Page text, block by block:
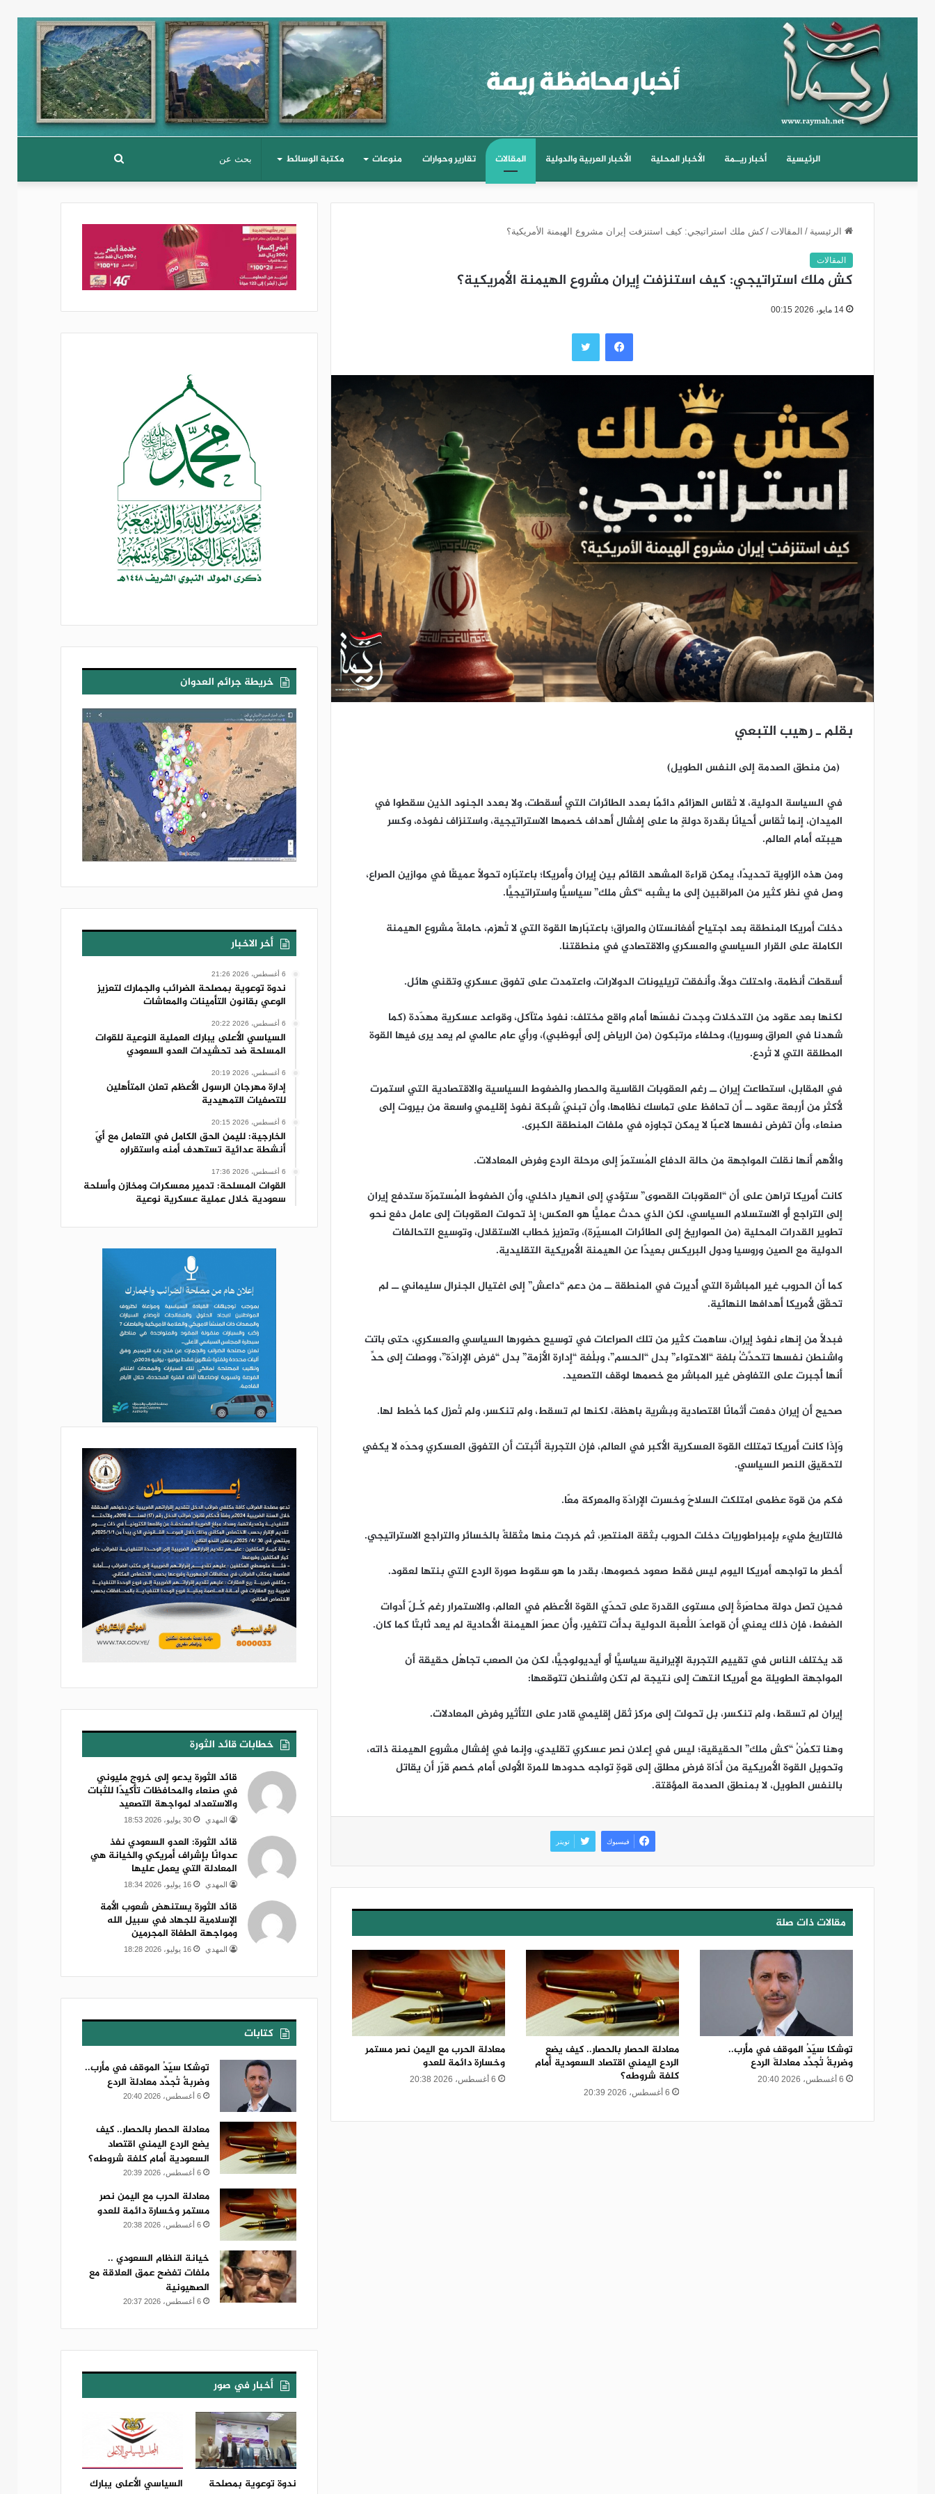
الرئيسية أخبار ريــمة الأخبار المحلية الأخبار العربية والدولية المقالات تقارير وحوارات منوعات مكتبة الوسائط بحث
الرئيسية / المقالات / كش ملك استراتيجي: كيف استنزفت إيران مشروع الهيمنة الأمريكية؟
المقالات
كش ملك استراتيجي: كيف استنزفت إيران مشروع الهيمنة الأمريكية؟
14 مايو، 2026 00:15
فيسبوك تويتر
بقلم ـ رهيب التبعي
(من منطق الصدمة إلى النفس الطويل)
في السياسة الدولية، لا تُقاس الهزائم دائمًا بعدد الطائرات التي أُسقطت، ولا بعدد الجنود الذين سقطوا في
الميدان، إنما تُقاس أحيانًا بقدرة دولةٍ ما على إفشال أهداف خصمها الاستراتيجية، واستنزاف نفوذه، وكسر
هيبته أمام العالم.
ومن هذه الزاوية تحديدًا، يمكن قراءة المشهد القائم بين إيران وأمريكا؛ باعتبَاره تحولًا عميقًا في موازين الصراع،
وصل في نظر كثير من المراقبين إلى ما يشبه “كش ملك” سياسيًّا واستراتيجيًّا.
دخلت أمريكا المنطقة بعد اجتياح أفغانستان والعراق؛ باعتبَارها القوة التي لا تُهزم، حاملةً مشروع الهيمنة
الكاملة على القرار السياسي والعسكري والاقتصادي في منطقتنا.
أسقطت أنظمة، واحتلت دولًا، وأنفقت تريليونات الدولارات، واعتمدت على تفوق عسكري وتقني هائل.
لكنها بعد عقود من التدخلات وجدت نفسَها أمام واقع مختلف: نفوذ متآكل، وقواعد عسكرية مهدّدة (كما
شهدنا في العراق وسوريا)، وحلفاء مرتبكون (من الرياض إلى أبوظبي)، ورأي عام عالمي لم يعد يرى فيها القوة
المطلقة التي لا تُردع.
في المقابل، استطاعت إيران ــ رغم العقوبات القاسية والحصار والضغوط السياسية والاقتصادية التي استمرت
لأكثر من أربعة عقود ــ أن تحافظ على تماسك نظامها، وأن تبنيَ شبكة نفوذ إقليمي واسعة من بيروت إلى
صنعاء، وأن تفرض نفسها لاعبًا لا يمكن تجاوزه في ملفات المنطقة الكبرى.
والأهم أنها نقلت المواجهة من حالة الدفاع المُستمرّ إلى مرحلة الردع وفرض المعادلات.
كانت أمريكا تراهن على أن “العقوبات القصوى” ستؤدي إلى انهيار داخلي، وأن الضغوطَ المُستمرّة ستدفع إيران
إلى التراجع أَو الاستسلام السياسي، لكن الذي حدث عمليًّا هو العكس؛ إذ تحولت العقوبات إلى عامل دفع نحو
تطوير القدرات المحلية (من الصواريخ إلى الطائرات المسيّرة)، وتعزيز خطاب الاستقلال، وتوسيع التحالفات
الدولية مع الصين وروسيا ودول البريكس بعيدًا عن الهيمنة الأمريكية التقليدية.
كما أن الحروب غير المباشرة التي أُديرت في المنطقة ــ من دعم “داعش” إلى اغتيال الجنرال سليماني ــ لم
تحقّق لأمريكا أهدافها النهائية.
فبدلًا من إنهاء نفوذ إيران، ساهمت كثير من تلك الصراعات في توسيع حضورها السياسي والعسكري، حتى باتت
واشنطن نفسها تتحدَّثُ بلغة “الاحتواء” بدل “الحسم”، وبلُغة “إدارة الأزمة” بدل “فرض الإرادَة”، ووصلت إلى حدِّ
أنها أُجبرت على التفاوض غير المباشر مع خصمها لوقف التصعيد.
صحيح أن إيران دفعت أثمانًا اقتصادية وبشرية باهظة، لكنها لم تسقط، ولم تنكسر، ولم تُعزل كما خُطط لها.
وَإذَا كانت أمريكا تمتلك القوة العسكرية الأكبر في العالم، فإن التجربة أثبتت أن التفوق العسكري وحدَه لا يكفي
لتحقيق النصر السياسي.
فكم من قوة عظمى امتلكت السلاحَ وخسرت الإرادَة والمعركة معًا.
فالتاريخ مليء بإمبراطوريات دخلت الحروب بثقة المنتصِر، ثم خرجت منها مثقلةً بالخسائر والتراجع الاستراتيجي.
أخطر ما تواجهه أمريكا اليوم ليس فقط صعود خصومها، بقدر ما هو سقوط صورة الردع التي بنتها لعقود.
فحين تصل دولة محاصَرةٌ إلى مستوى القدرة على تحدّي القوة الأعظم في العالم، والاستمرار رغم كُـلّ أدوات
الضغط، فإن ذلك يعني أن قواعدَ اللُّعبة الدولية بدأت تتغير، وأن عصرَ الهيمنة الأحادية لم يعد ثابتًا كما كان.
قد يختلف الناس في تقييمِ التجربة الإيرانية سياسيًّا أَو أيديولوجيًّا، لكن من الصعب تجاهُل حقيقة أن
المواجهة الطويلة مع أمريكا انتهت إلى نتيجة لم تكن واشنطن تتوقعها:
إيران لم تسقط، ولم تنكسر، بل تحولت إلى مركز ثقل إقليمي قادر على التأثير وفرض المعادلات.
وهنا تكمُنُ “كش ملك” الحقيقية؛ ليس في إعلان نصر عسكري تقليدي، وإنما في إفشال مشروع الهيمنة ذاته،
وتحويل القوة الأمريكية من أدَاة فرضٍ مطلق إلى قوةٍ تواجه حدودها للمرة الأولى أمام خصمٍ قرّر أن يقاتل
بالنفس الطويل، لا بمنطق الصدمة المؤقتة.
فيسبوك تويتر
مقالات ذات صلة
توشكا سيّدُ الموقف في مأرب..
وضربةٌ تُجدِّد معادلةَ الردع
6 أغسطس، 2026 20:40
معادلة الحصار بالحصار.. كيف يضع
الردع اليمني اقتصاد السعودية أمام
كلفة شروطه؟
6 أغسطس، 2026 20:39
معادلة الحرب مع اليمن نصر مستمر
وخسارة دائمة للعدو
6 أغسطس، 2026 20:38
خريطة جرائم العدوان
أخر الاخبار
6 أغسطس، 2026 21:26
ندوة توعوية بمصلحة الضرائب والجمارك لتعزيز
الوعي بقانون التأمينات والمعاشات
6 أغسطس، 2026 20:22
السياسي الأعلى يبارك العملية النوعية للقوات
المسلحة ضد تحشيدات العدو السعودي
6 أغسطس، 2026 20:19
إدارة مهرجان الرسول الأعظم تعلن المتأهلين
للتصفيات التمهيدية
6 أغسطس، 2026 20:15
الخارجية: لليمن الحق الكامل في التعامل مع أيّ
أنشطة عدائية تستهدف أمنه واستقراره
6 أغسطس، 2026 17:36
القوات المسلحة: تدمير معسكرات ومخازن وأسلحة
سعودية خلال عملية عسكرية نوعية
خطابات قائد الثورة
قائد الثورة يدعو إلى خروج مليوني
في صنعاء والمحافظات تأكيدًا للثبات
والاستعداد لمواجهة التصعيد
المهدي 30 يوليو، 2026 18:53
قائد الثورة: العدو السعودي نفذ
عدوانًا بإشراف أمريكي والخيانة هي
المعادلة التي يعمل عليها
المهدي 16 يوليو، 2026 18:34
قائد الثورة يستنهض شعوب الأمة
الإسلامية للجهاد في سبيل الله
ومواجهة الطغاة المجرمين
المهدي 16 يوليو، 2026 18:28
كتابات
توشكا سيّدُ الموقف في مأرب..
وضربةٌ تُجدِّد معادلةَ الردع
6 أغسطس، 2026 20:40
معادلة الحصار بالحصار.. كيف
يضع الردع اليمني اقتصاد
السعودية أمام كلفة شروطه؟
6 أغسطس، 2026 20:39
معادلة الحرب مع اليمن نصر
مستمر وخسارة دائمة للعدو
6 أغسطس، 2026 20:38
خيانة النظام السعودي ..
ملفات تفضح عمق العلاقة مع
الصهيونية
6 أغسطس، 2026 20:37
أخبار في صور
ندوة توعوية بمصلحة
السياسي الأعلى يبارك